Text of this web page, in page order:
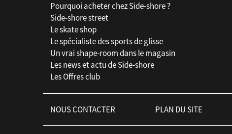
Pourquoi acheter chez Side-shore ?
Side-shore street
Le skate shop
Le spécialiste des sports de glisse
Un vrai shape-room dans le magasin
Les news et actu de Side-shore
Les Offres club
NOUS CONTACTER PLAN DU SITE